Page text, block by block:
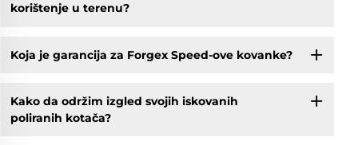
korištenje u terenu?
Koja je garancija za Forgex Speed-ove kovanke?
Kako da održim izgled svojih iskovanih
poliranih kotača?